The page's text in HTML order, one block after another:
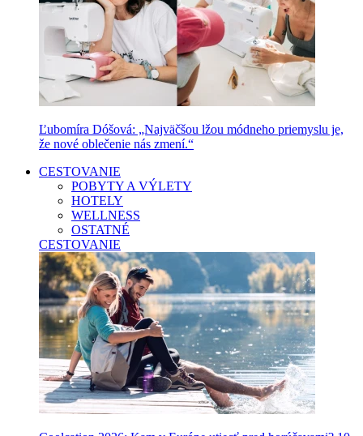
Ľubomíra Dóšová: „Najväčšou lžou módneho priemyslu je,
že nové oblečenie nás zmení.“
CESTOVANIE
POBYTY A VÝLETY
HOTELY
WELLNESS
OSTATNÉ
CESTOVANIE